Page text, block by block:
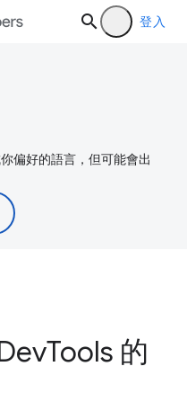
登入
偏好的語言，但可能會出
Tools 的